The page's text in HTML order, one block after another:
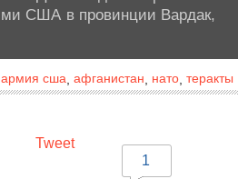
США в провинции Вардак,
армия сша, афганистан нато, теракты
Tweet
1